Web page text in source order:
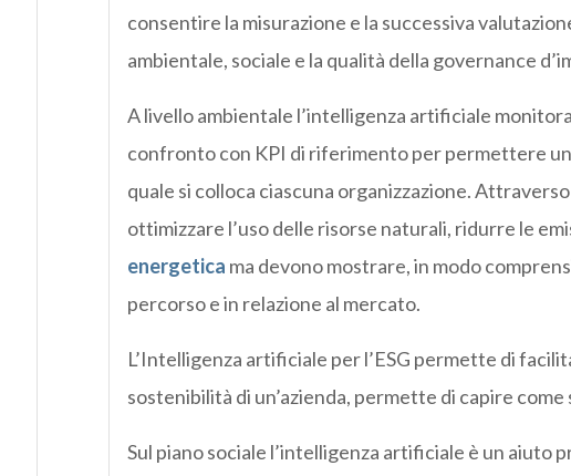
consentire la misurazione e la successiva
ambientale, sociale e la qualità della governance
A livello ambientale l’intelligenza artificiale
confronto con KPI di riferimento per permettere
quale si colloca ciascuna organizzazione.
ottimizzare l’uso delle risorse naturali, ridurre le
energetica ma devono mostrare, in modo
percorso e in relazione al mercato.
L’Intelligenza artificiale per l’ESG permette di
sostenibilità di un’azienda, permette di capire
Sul piano sociale l’intelligenza artificiale è un